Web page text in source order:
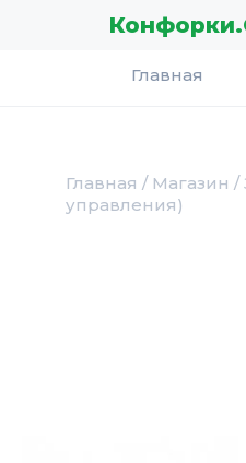
Главная
Главная / Магазин /
управления)